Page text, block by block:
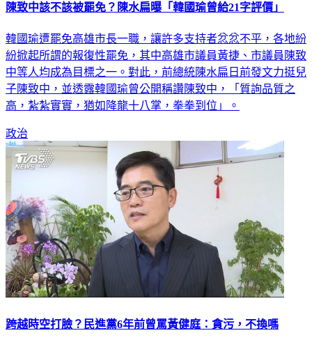
陳致中該不該被罷免？陳水扁曝「韓國瑜曾給21字評價」
韓國瑜遭罷免高雄市長一職，讓許多支持者忿忿不平，各地紛
紛掀起所謂的報復性罷免，其中高雄市議員黃捷、市議員陳致
中等人均成為目標之一。對此，前總統陳水扁日前發文力挺兒
子陳致中，並透露韓國瑜曾公開稱讚陳致中，「質詢品質之
高，紮紮實實，猶如降龍十八掌，拳拳到位」。
政治
跨越時空打臉？民進黨6年前曾罵黃健庭：貪污，不換嗎